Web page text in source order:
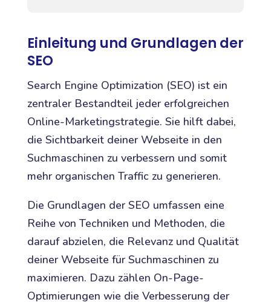
Einleitung und Grundlagen der
SEO
Search Engine Optimization (SEO) ist ein
zentraler Bestandteil jeder erfolgreichen
Online-Marketingstrategie. Sie hilft dabei,
die Sichtbarkeit deiner Webseite in den
Suchmaschinen zu verbessern und somit
mehr organischen Traffic zu generieren.
Die Grundlagen der SEO umfassen eine
Reihe von Techniken und Methoden, die
darauf abzielen, die Relevanz und Qualität
deiner Webseite für Suchmaschinen zu
maximieren. Dazu zählen On-Page-
Optimierungen wie die Verbesserung der